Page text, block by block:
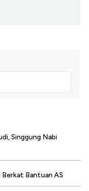
Singgung Nabi
Berkat Bantuan AS